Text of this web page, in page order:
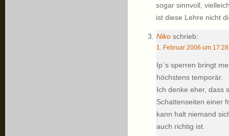
sogar sinnvoll,
ist diese Lehre nicht
Niko schrieb:
1. Februar 2006 um
Ip´s sperren bringt
höchstens temporär.
Ich denke eher, dass
Schattenseiten einer
kann halt niemand
auch richtig ist.